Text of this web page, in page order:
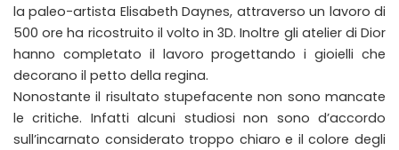
la paleo-artista Elisabeth Daynes, attraverso un lavoro di
500 ore ha ricostruito il volto in 3D. Inoltre gli atelier di Dior
hanno completato il lavoro progettando i gioielli che
decorano il petto della regina.
Nonostante il risultato stupefacente non sono mancate
le critiche. Infatti alcuni studiosi non sono d’accordo
sull’incarnato considerato troppo chiaro e il colore degli